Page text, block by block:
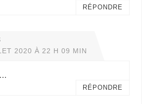
RÉPONDRE
2020 À 22 H 09 MIN
RÉPONDRE